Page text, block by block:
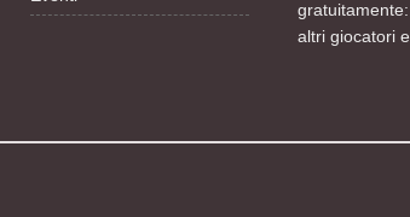
altri giocatori